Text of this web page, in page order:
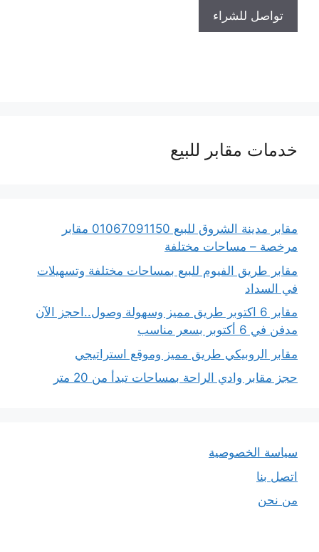
تواصل للشراء
خدمات مقابر للبيع
مقابر مدينة الشروق للبيع 01067091150 مقابر
مرخصة – مساحات مختلفة
مقابر طريق الفيوم للبيع بمساحات مختلفة وتسهيلات
في السداد
مقابر 6 اكتوبر طريق مميز وسهولة وصول..احجز الآن
مدفن في 6 أكتوبر بسعر مناسب
مقابر الروبيكي طريق مميز وموقع استراتيجي
حجز مقابر وادي الراحة بمساحات تبدأ من 20 متر
سياسة الخصوصية
اتصل بنا
من نحن